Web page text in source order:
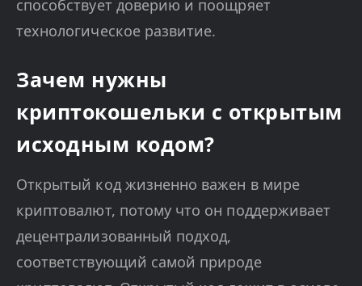
способствует доверию и поощряет
технологическое развитие.
Зачем нужны
криптокошельки с открытым
исходным кодом?
Открытый код жизненно важен в мире
криптовалют, потому что он поддерживает
децентрализованный подход,
соответствующий самой природе